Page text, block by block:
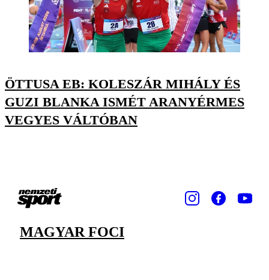
ÖTTUSA EB: KOLESZÁR MIHÁLY ÉS
GUZI BLANKA ISMÉT ARANYÉRMES
VEGYES VÁLTÓBAN
MAGYAR FOCI